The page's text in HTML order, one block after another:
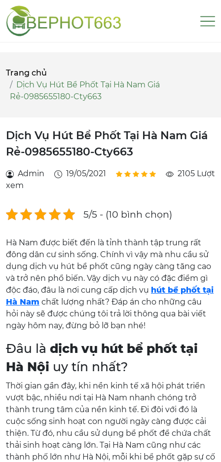
Trang chủ
Dịch Vụ Hút Bể Phốt Tại Hà Nam Giá
Rẻ-0985655180-Cty663
Dịch Vụ Hút Bể Phốt Tại Hà Nam Giá
Rẻ-0985655180-Cty663
Admin 19/05/2021
2105 Lượt
xem
5/5 - (10 bình chọn)
Hà Nam được biết đến là tỉnh thành tập trung rất
đông dân cư sinh sống. Chính vì vậy mà nhu cầu sử
dụng dịch vụ hút bể phốt cũng ngày càng tăng cao
và trở nên phổ biến. Vậy dịch vụ này có đặc điểm gì
độc đáo, đâu là nơi cung cấp dịch vụ hút bể phốt tại
Hà Nam chất lượng nhất? Đáp án cho những câu
hỏi này sẽ được chúng tôi trả lời thông qua bài viết
ngày hôm nay, đừng bỏ lỡ bạn nhé!
Đâu là dịch vụ hút bể phốt tại
Hà Nội uy tín nhất?
Thời gian gần đây, khi nền kinh tế xã hội phát triển
vượt bậc, nhiều nơi tại Hà Nam nhanh chóng trở
thành trung tâm của nền kinh tế. Đi đôi với đó là
cuộc sống sinh hoạt con người ngày càng được cải
thiện. Từ đó, nhu cầu sử dụng bể phốt để chứa chất
thải sinh hoạt càng lớn. Tại Hà Nam cũng như các
thành phố lớn như Hà Nội, mỗi khi bể phốt gặp sự cố